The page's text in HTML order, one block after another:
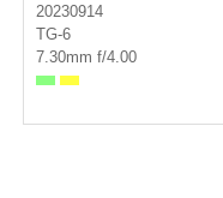
20230914
TG-6
7.30mm f/4.00